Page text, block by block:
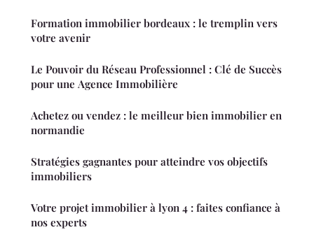
Formation immobilier bordeaux : le tremplin vers
votre avenir
Le Pouvoir du Réseau Professionnel : Clé de Succès
pour une Agence Immobilière
Achetez ou vendez : le meilleur bien immobilier en
normandie
Stratégies gagnantes pour atteindre vos objectifs
immobiliers
Votre projet immobilier à lyon 4 : faites confiance à
nos experts